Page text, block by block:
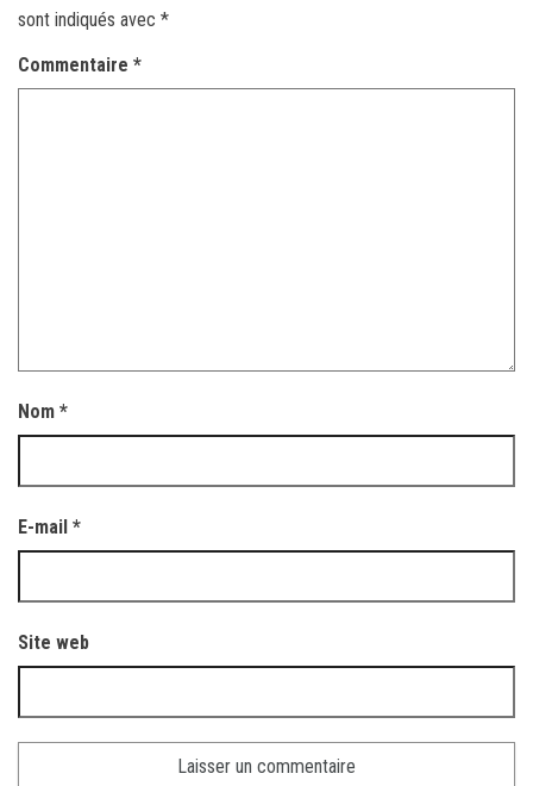
sont indiqués avec *
Commentaire *
Nom *
E-mail *
Site web